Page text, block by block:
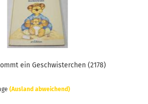
ein Geschwisterchen (2178)
(Ausland abweichend)